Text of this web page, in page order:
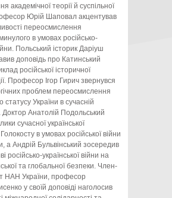
академічної теорії й суспільної
Юрій Шаповал акцентував
переосмислення
в умовах російсько-
Польський історик Даріуш
доповідь про Катинський
російської історичної
Професор Ігор Гирич звернувся
проблем переосмислення
статусу України в сучасній
Доктор Анатолій Подольський
сучасної української
Голокосту в умовах російської війни
а Андрій Бульвінський зосередив
російсько-української війни на
та глобальної безпеки. Член-
НАН України, професор
у своїй доповіді наголосив